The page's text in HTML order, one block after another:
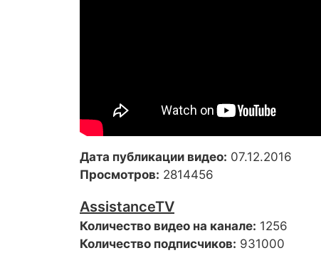
Дата публикации видео: 07.12.2016
Просмотров: 2814456
AssistanceTV
Количество видео на канале: 1256
Количество подписчиков: 931000